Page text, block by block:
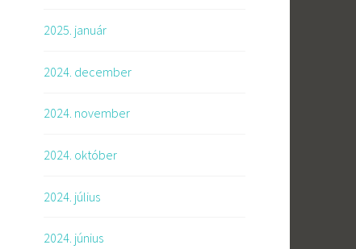
2025. január
2024. december
2024. november
2024. október
2024. július
2024. június